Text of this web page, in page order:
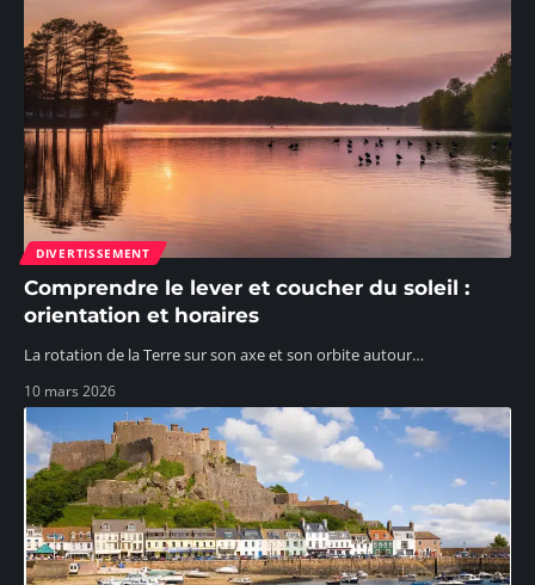
DIVERTISSEMENT
Comprendre le lever et coucher du soleil :
orientation et horaires
La rotation de la Terre sur son axe et son orbite autour…
10 mars 2026